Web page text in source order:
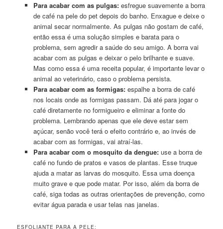
Para acabar com as pulgas:esfregue suavemente a borra
de café na pele do pet depois do banho. Enxague e deixe o
animal secar normalmente. As pulgas não gostam de café,
então essa é uma solução simples e barata para o
problema, sem agredir a saúde do seu amigo. A borra vai
acabar com as pulgas e deixar o pelo brilhante e suave.
Mas como essa é uma receita popular, é importante levar o
animal ao veterinário, caso o problema persista.
Para acabar com as formigas:espalhe a borra de café
nos locais onde as formigas passam. Dá até para jogar o
café diretamente no formigueiro e eliminar a fonte do
problema. Lembrando apenas que ele deve estar sem
açúcar, senão você terá o efeito contrário e, ao invés de
acabar com as formigas, vai atraí-las.
Para acabar com o mosquito da dengue:use a borra de
café no fundo de pratos e vasos de plantas. Esse truque
ajuda a matar as larvas do mosquito. Essa uma doença
muito grave e que pode matar. Por isso, além da borra de
café, siga todas as outras orientações de prevenção, como
evitar água parada e usar telas nas janelas.
ESFOLIANTE PARA A PELE: